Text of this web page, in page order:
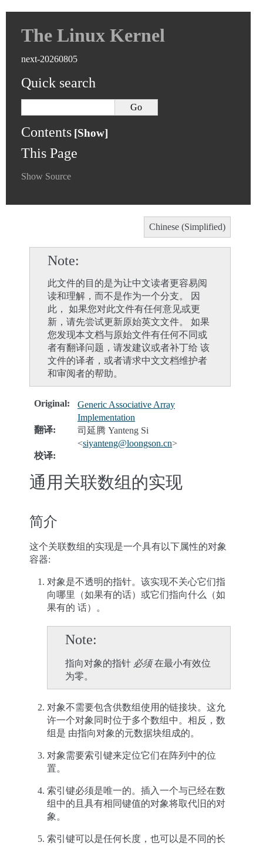
The Linux Kernel
next-20260805
Quick search
Contents
This Page
Show Source
Chinese (Simplified)
Note
此文件的目的是为让中文读者更容易阅
读和理解，而不是作为一个分支。 因
此， 如果您对此文件有任何意见或更
新，请先尝试更新原始英文文件。 如果
您发现本文档与原始文件有任何不同或
者有翻译问题，请发建议或者补丁给 该
文件的译者，或者请求中文文档维护者
和审阅者的帮助。
Original:
Generic Associative Array
Implementation
翻译:
司延腾 Yanteng Si
<siyanteng@loongson.cn>
校译:
通用关联数组的实现
简介
这个关联数组的实现是一个具有以下属性的对象
容器:
对象是不透明的指针。该实现不关心它们指
向哪里（如果有的话）或它们指向什么（如
果有的 话）。
Note
指向对象的指针 必须在最小有效位
为零。
对象不需要包含供数组使用的链接块。这允
许一个对象同时位于多个数组中。相反，数
组是 由指向对象的元数据块组成的。
对象需要索引键来定位它们在阵列中的位
置。
索引键必须是唯一的。插入一个与已经在数
组中的且具有相同键值的对象将取代旧的对
象。
索引键可以是任何长度，也可以是不同的长